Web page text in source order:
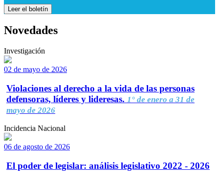
Leer el boletín
Novedades
Investigación
02 de mayo de 2026
Violaciones al derecho a la vida de las personas
defensoras, líderes y lideresas. 1° de enero a 31 de
mayo de 2026
Incidencia Nacional
06 de agosto de 2026
El poder de legislar: análisis legislativo 2022 - 2026